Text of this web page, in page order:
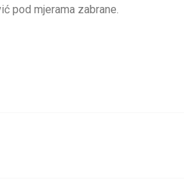
pod mjerama zabrane.